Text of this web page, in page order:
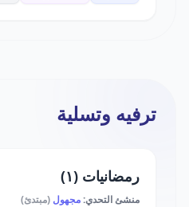
ترفيه وتسلية
رمضانيات (١)
منشئ التحدي:مجهول (مبتدئ)